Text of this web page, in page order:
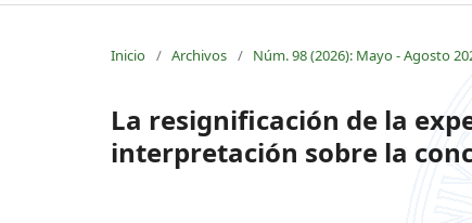
Inicio / Archivos / Núm. 98 (2026): Mayo - Agosto
La resignificación de la
interpretación sobre la